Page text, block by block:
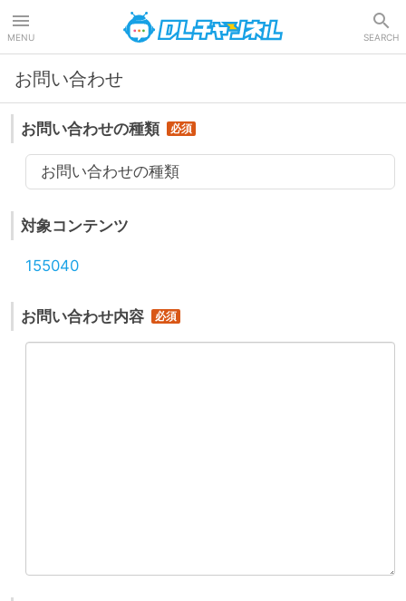
MENU SEARCH
お問い合わせ
お問い合わせの種類
お問い合わせの種類
対象コンテンツ
155040
お問い合わせ内容